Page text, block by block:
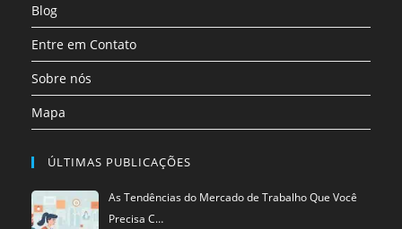
Blog
Entre em Contato
Sobre nós
Mapa
ÚLTIMAS PUBLICAÇÕES
As Tendências do Mercado de Trabalho Que Você
Precisa C…